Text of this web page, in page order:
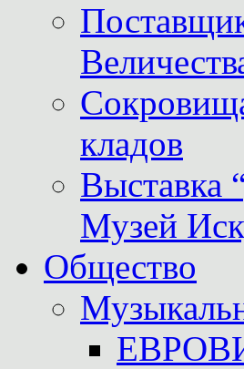
кладов
Выставка
Музей
Общество